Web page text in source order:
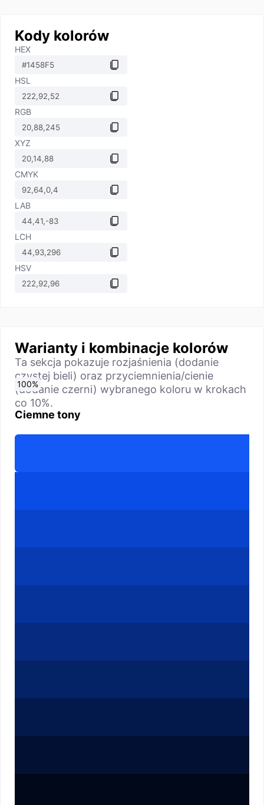
Kody kolorów
HEX
HSL
RGB
XYZ
CMYK
LAB
LCH
HSV
Warianty i kombinacje kolorów
Ta sekcja pokazuje rozjaśnienia (dodanie
czystej bieli) oraz przyciemnienia/cienie
(dodanie czerni) wybranego koloru w krokach
co 10%.
Ciemne tony
0%
10%
20%
30%
40%
50%
60%
70%
80%
90%
100%